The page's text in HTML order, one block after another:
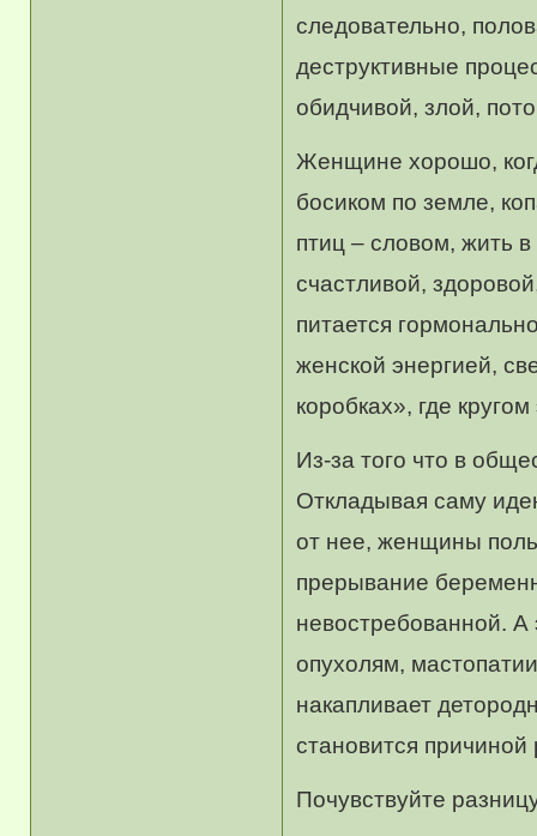
следовательно,
деструктивные
обидчивой, злой,
Женщине хорошо,
босиком по земле,
птиц – словом, жить
счастливой,
питается
женской энергией,
коробках», где
Из-за того что в
Откладывая саму
от нее, женщины
прерывание
невостребованной.
опухолям,
накапливает
становится
Почувствуйте